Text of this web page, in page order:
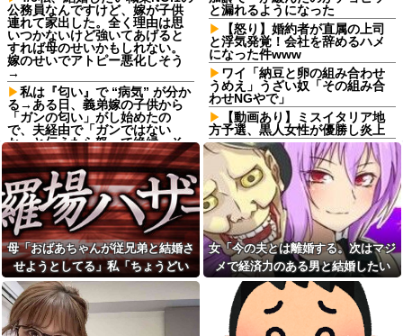
公務員なんですけど、嫁が子供
連れて家出した。全く理由は思
いつかないけど強いてあげると
すれば母のせいかもしれない。
嫁のせいでアトピー悪化しそう
→
私は『匂い』で “病気” が分か
る→ある日、義弟嫁の子供から
「ガンの匂い」がし始めたの
で、夫経由で「ガンではない
か」と伝えたら怒って絶縁、そ
の結果・・・
出張から帰ったら、嫁の顔が
青ざめていた。俺「一体何があ
ったんだ？」嫁「…」→子供た
ちに話を聞くと…
アルバイトの教育で悩んで
る。その人はマニュアルを暗記
して機械のように繰り返すロボ
ットタイプ
トメ「里帰りは？実家は？う
ちに来る？」私「全部気遣って
くれてるのは分かるけど…」→
善意だからこそ断れなくて…
と漏れるようになった
【怒り】婚約者が直属の上司
と浮気発覚！会社を辞めるハメ
になった件www
ワイ「納豆と卵の組み合わせ
うめえ」うざい奴「その組み合
わせNGやで」
【動画あり】ミスイタリア地
方予選、黒人女性が優勝し炎上
楽天イーグルス、日ハム打線
に5死球
軽度のアレルギーを「わがま
ま」と決めつけ嫌味を言ってき
た友人、その子どもが重度のア
レルギー持ちだと判明した途
端、過去の嫌がらせを「えーそ
うだったっけ？」と白々しくス
ルー
イベント派遣で陰湿にいじら
れていた地味な男性スタッフ。
ある日、高さ3mの階段から落ち
かけた子どもをパルクールで爆
走＆ダイブし間一髪で救出！職
母「おばあちゃんが従兄弟と結婚さ
せようとしてる」私「ちょうどい
い、その話利用するわ」→3日後に
まさかの展開…
女「今の夫とは離婚する。次はマジ
メで経済力のある男と結婚したい
な」私「幸せになってね！」→産科
の授乳室で出会った女性のその後